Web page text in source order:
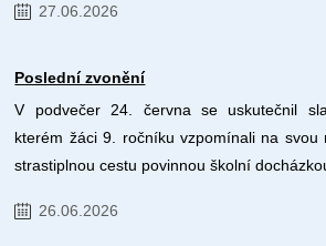
27.06.2026
Poslední zvonění
V podvečer 24. června se uskutečnil
kterém žáci 9. ročníku vzpomínali na svou
strastiplnou cestu povinnou školní
26.06.2026